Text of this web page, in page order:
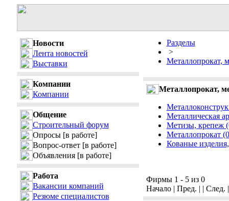
Новости
Лента новостей
Выставки
Компании
Компании
Общение
Строительный форум
Опросы [в работе]
Вопрос-ответ [в работе]
Объявления [в работе]
Работа
Вакансии компаний
Резюме специалистов
Разделы
>
Металлопрокат,
Металлопрокат,
Металлическая
Метизы, крепеж
Металлопрокат
Кованые
Фирмы 1 - 5 из 0
Начало | Пред. | | След.